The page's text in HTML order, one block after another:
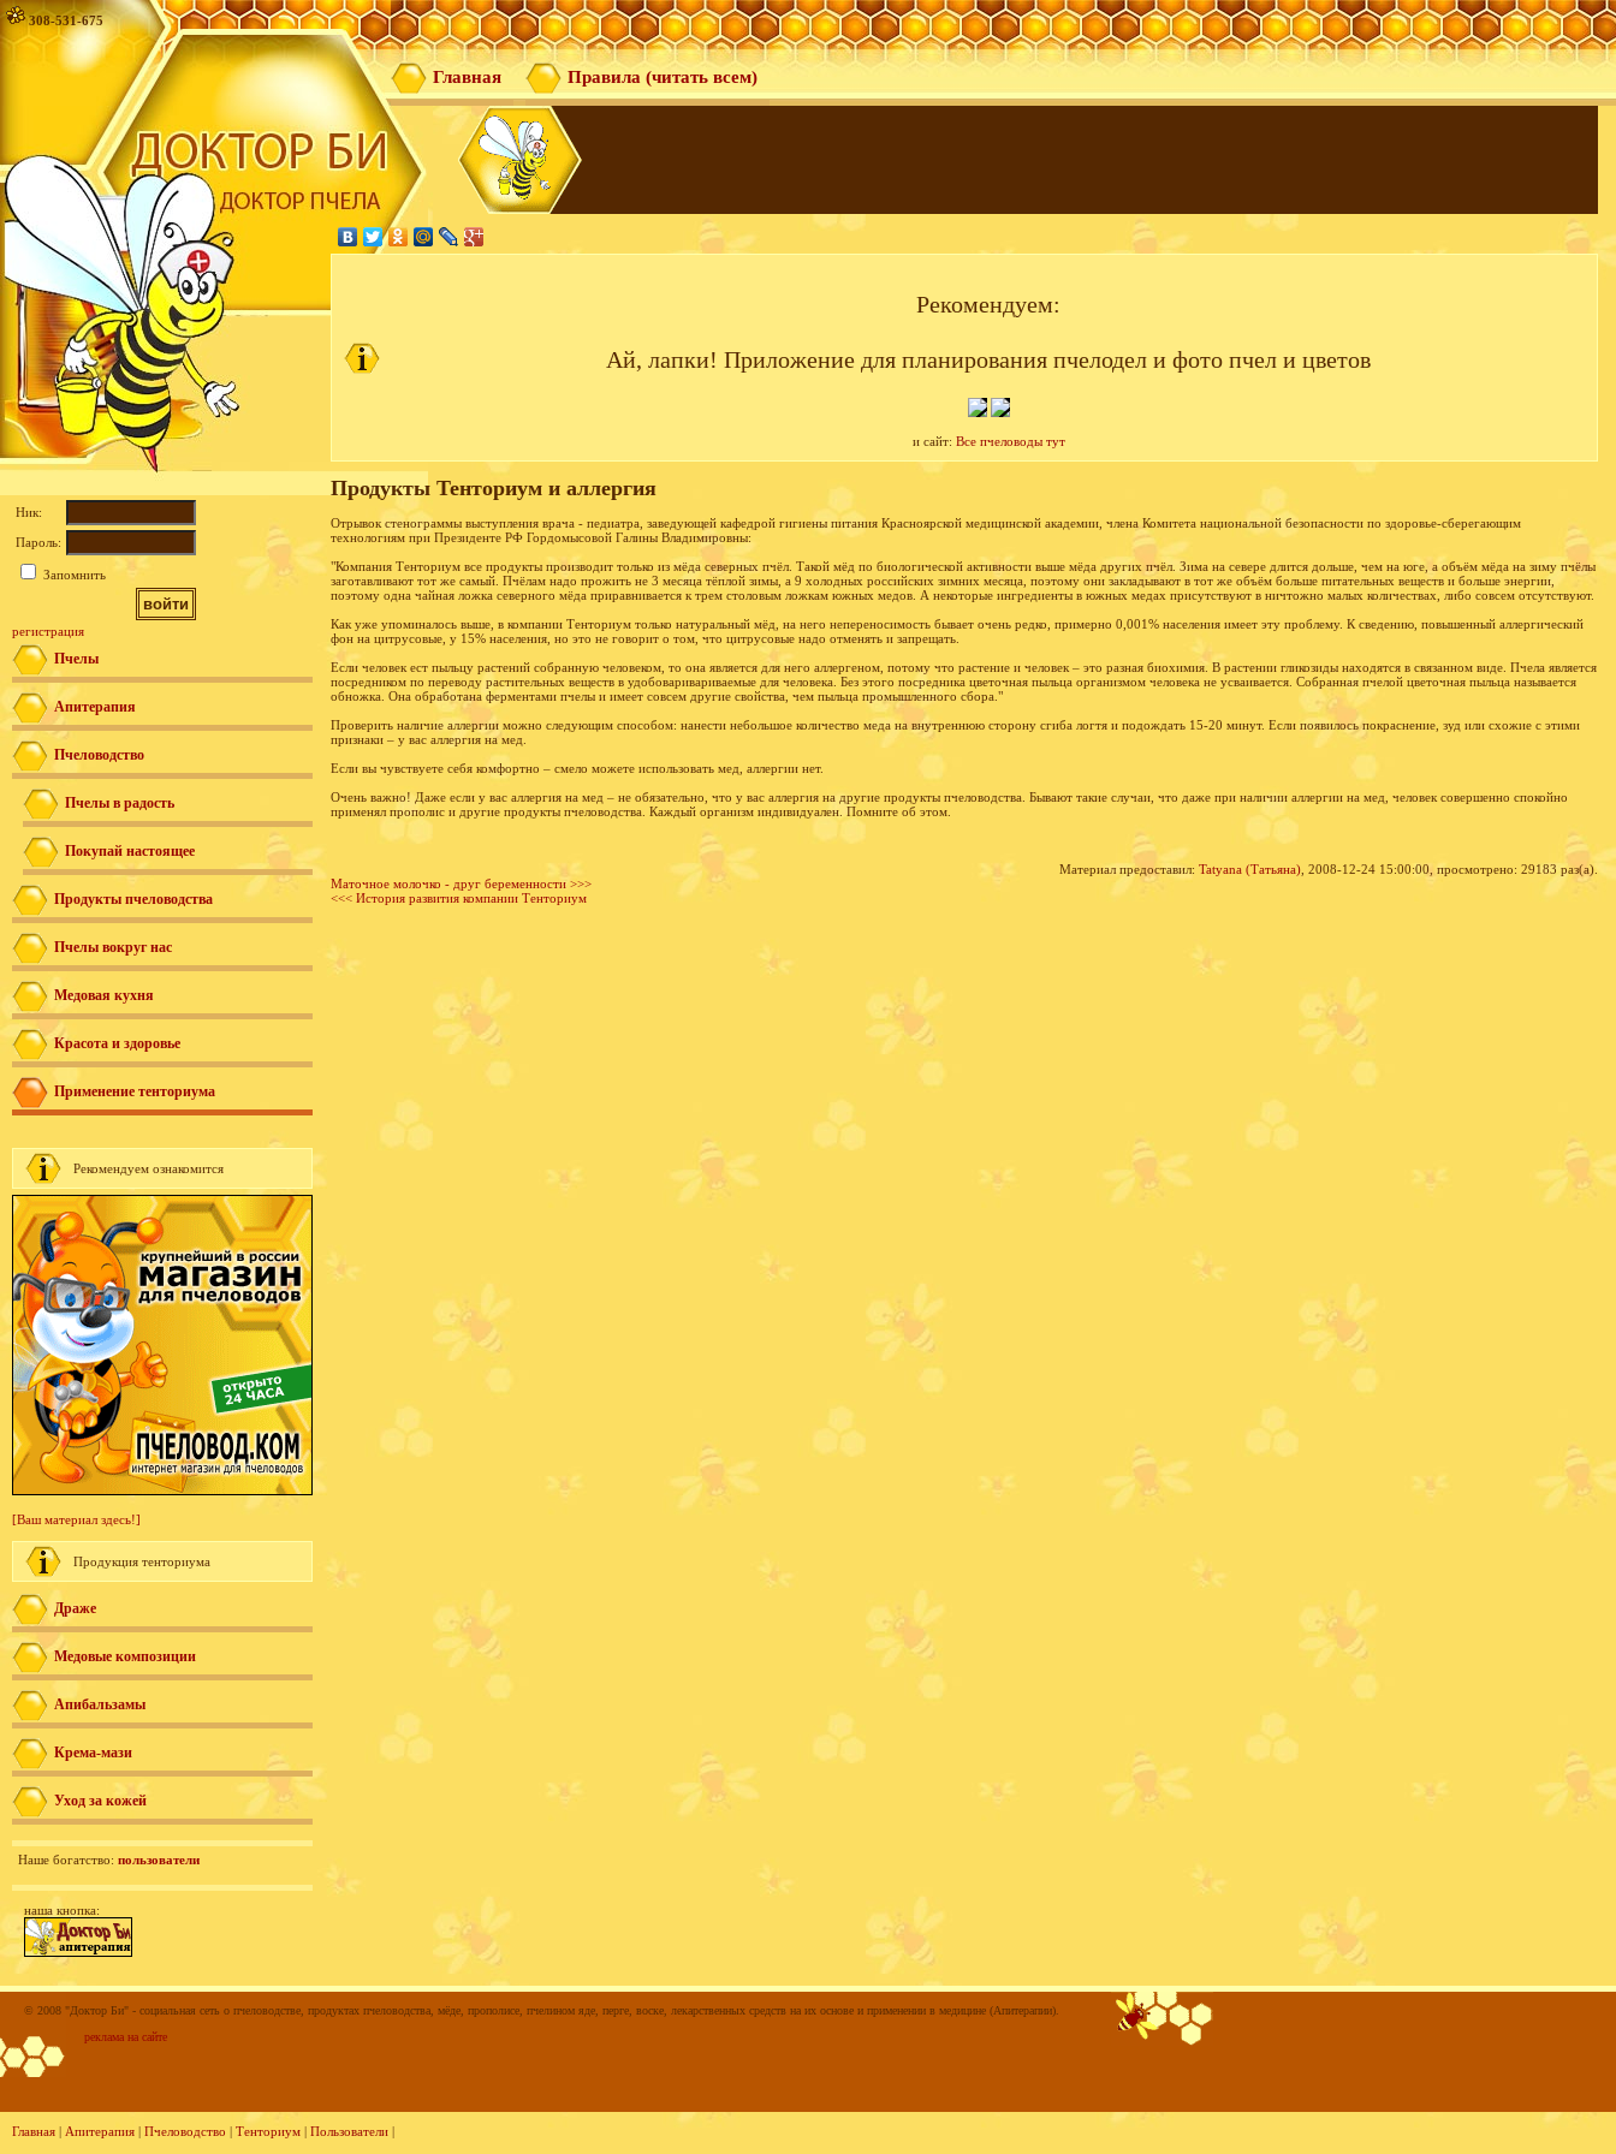
308-531-675
Главная Правила (читать всем)
Ник:
Пароль:
Запомнить
регистрация
Пчелы
Апитерапия
Пчеловодство
Пчелы в радость
Покупай настоящее
Продукты пчеловодства
Пчелы вокруг нас
Медовая кухня
Красота и здоровье
Применение тенториума
Рекомендуем ознакомится
[Ваш материал здесь!]
Продукция тенториума
Драже
Медовые композиции
Апибальзамы
Крема-мази
Уход за кожей
Наше богатство: пользователи
наша кнопка:
Рекомендуем:
Ай, лапки! Приложение для планирования пчелодел и фото пчел и цветов
и сайт: Все пчеловоды тут
Продукты Тенториум и аллергия
Отрывок стенограммы выступления врача - педиатра, заведующей кафедрой гигиены питания Красноярской медицинской академии, члена Комитета национальной безопасности по здоровье-сберегающим
технологиям при Президенте РФ Гордомысовой Галины Владимировны:
"Компания Тенториум все продукты производит только из мёда северных пчёл. Такой мёд по биологической активности выше мёда других пчёл. Зима на севере длится дольше, чем на юге, а объём мёда на зиму пчёлы
заготавливают тот же самый. Пчёлам надо прожить не 3 месяца тёплой зимы, а 9 холодных российских зимних месяца, поэтому они закладывают в тот же объём больше питательных веществ и больше энергии,
поэтому одна чайная ложка северного мёда приравнивается к трем столовым ложкам южных медов. А некоторые ингредиенты в южных медах присутствуют в ничтожно малых количествах, либо совсем отсутствуют.
Как уже упоминалось выше, в компании Тенториум только натуральный мёд, на него непереносимость бывает очень редко, примерно 0,001% населения имеет эту проблему. К сведению, повышенный аллергический
фон на цитрусовые, у 15% населения, но это не говорит о том, что цитрусовые надо отменять и запрещать.
Если человек ест пыльцу растений собранную человеком, то она является для него аллергеном, потому что растение и человек – это разная биохимия. В растении гликозиды находятся в связанном виде. Пчела является
посредником по переводу растительных веществ в удобоваривариваемые для человека. Без этого посредника цветочная пыльца организмом человека не усваивается. Собранная пчелой цветочная пыльца называется
обножка. Она обработана ферментами пчелы и имеет совсем другие свойства, чем пыльца промышленного сбора."
Проверить наличие аллергии можно следующим способом: нанести небольшое количество меда на внутреннюю сторону сгиба логтя и подождать 15-20 минут. Если появилось покраснение, зуд или схожие с этими
признаки – у вас аллергия на мед.
Если вы чувствуете себя комфортно – смело можете использовать мед, аллергии нет.
Очень важно! Даже если у вас аллергия на мед – не обязательно, что у вас аллергия на другие продукты пчеловодства. Бывают такие случаи, что даже при наличии аллергии на мед, человек совершенно спокойно
применял прополис и другие продукты пчеловодства. Каждый организм индивидуален. Помните об этом.
Материал предоставил: Tatyana (Татьяна) , 2008-12-24 15:00:00, просмотрено: 29183 раз(а).
Маточное молочко - друг беременности >>>
<<< История развития компании Тенториум
© 2008 "Доктор Би" - социальная сеть о пчеловодстве, продуктах пчеловодства, мёде, прополисе, пчелином яде, перге, воске, лекарственных средств на их основе и применении в медицине (Апитерапии).
реклама на сайте
Главная | Апитерапия | Пчеловодство | Тенториум | Пользователи |